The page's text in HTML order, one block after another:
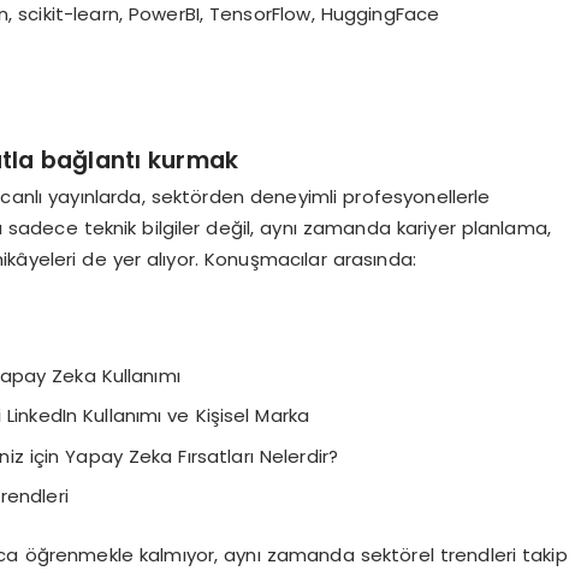
learn, PowerBI, TensorFlow, HuggingFace
bağlantı kurmak
yayınlarda, sektörden deneyimli profesyonellerle
sadece teknik bilgiler değil, aynı zamanda kariyer planlama,
de yer alıyor. Konuşmacılar arasında:
Zeka Kullanımı
LinkedIn Kullanımı ve Kişisel Marka
için Yapay Zeka Fırsatları Nelerdir?
öğrenmekle kalmıyor, aynı zamanda sektörel trendleri takip